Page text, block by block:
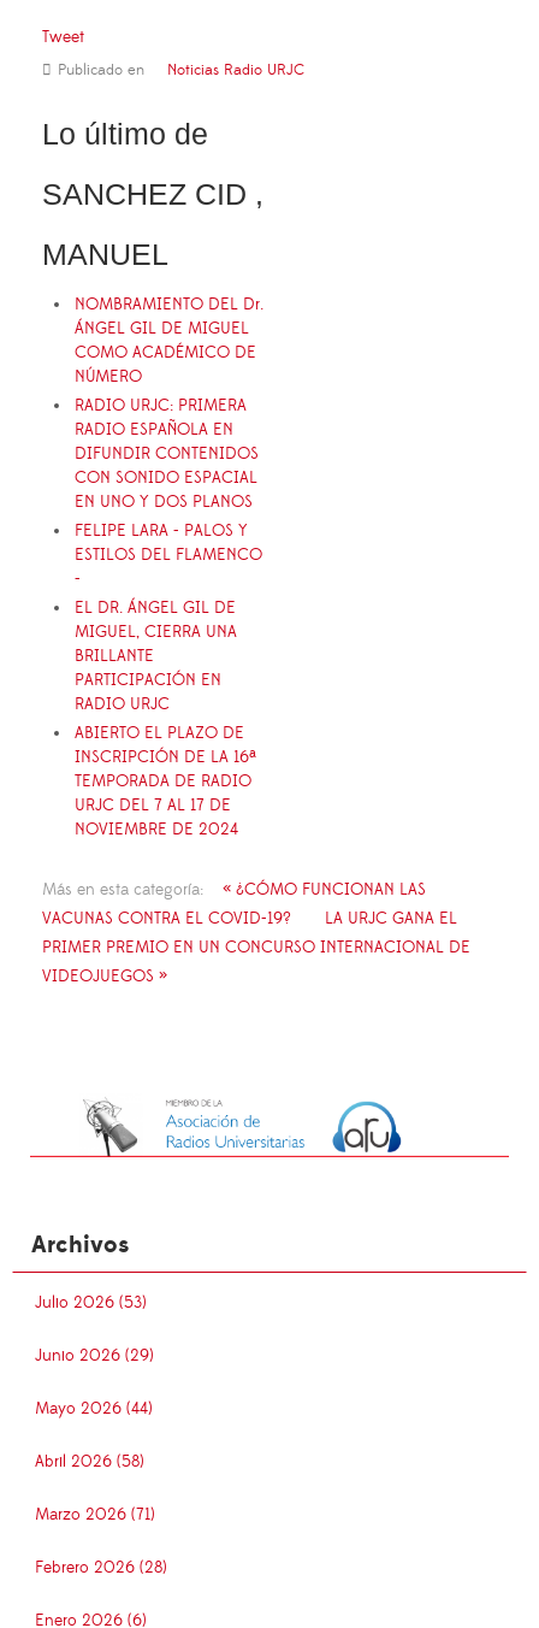
Tweet
Publicado en Noticias Radio URJC
Lo último de
SANCHEZ CID ,
MANUEL
NOMBRAMIENTO DEL Dr.
ÁNGEL GIL DE MIGUEL
COMO ACADÉMICO DE
NÚMERO
RADIO URJC: PRIMERA
RADIO ESPAÑOLA EN
DIFUNDIR CONTENIDOS
CON SONIDO ESPACIAL
EN UNO Y DOS PLANOS
FELIPE LARA - PALOS Y
ESTILOS DEL FLAMENCO
-
EL DR. ÁNGEL GIL DE
MIGUEL, CIERRA UNA
BRILLANTE
PARTICIPACIÓN EN
RADIO URJC
ABIERTO EL PLAZO DE
INSCRIPCIÓN DE LA 16ª
TEMPORADA DE RADIO
URJC DEL 7 AL 17 DE
NOVIEMBRE DE 2024
Más en esta categoría:
« ¿CÓMO FUNCIONAN LAS
VACUNAS CONTRA EL COVID-19?
LA URJC GANA EL
PRIMER PREMIO EN UN CONCURSO INTERNACIONAL DE
VIDEOJUEGOS »
Archivos
Julio 2026 (53)
Junio 2026 (29)
Mayo 2026 (44)
Abril 2026 (58)
Marzo 2026 (71)
Febrero 2026 (28)
Enero 2026 (6)